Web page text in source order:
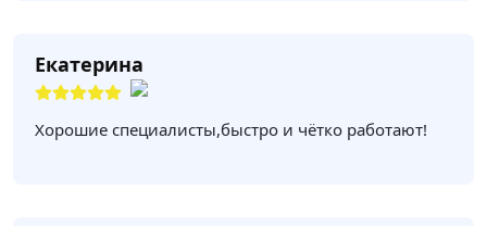
Екатерина
Хорошие специалисты,быстро и чётко работают!